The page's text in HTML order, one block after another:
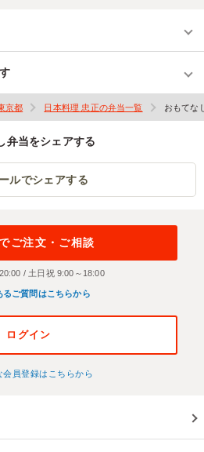
京都 日本料理 忠正の弁当一覧 おもてな
弁当をシェアする
ルでシェアする
ご注文・ご相談
/ 土日祝 9:00～18:00
るご質問はこちらから
ログイン
会員登録はこちらから